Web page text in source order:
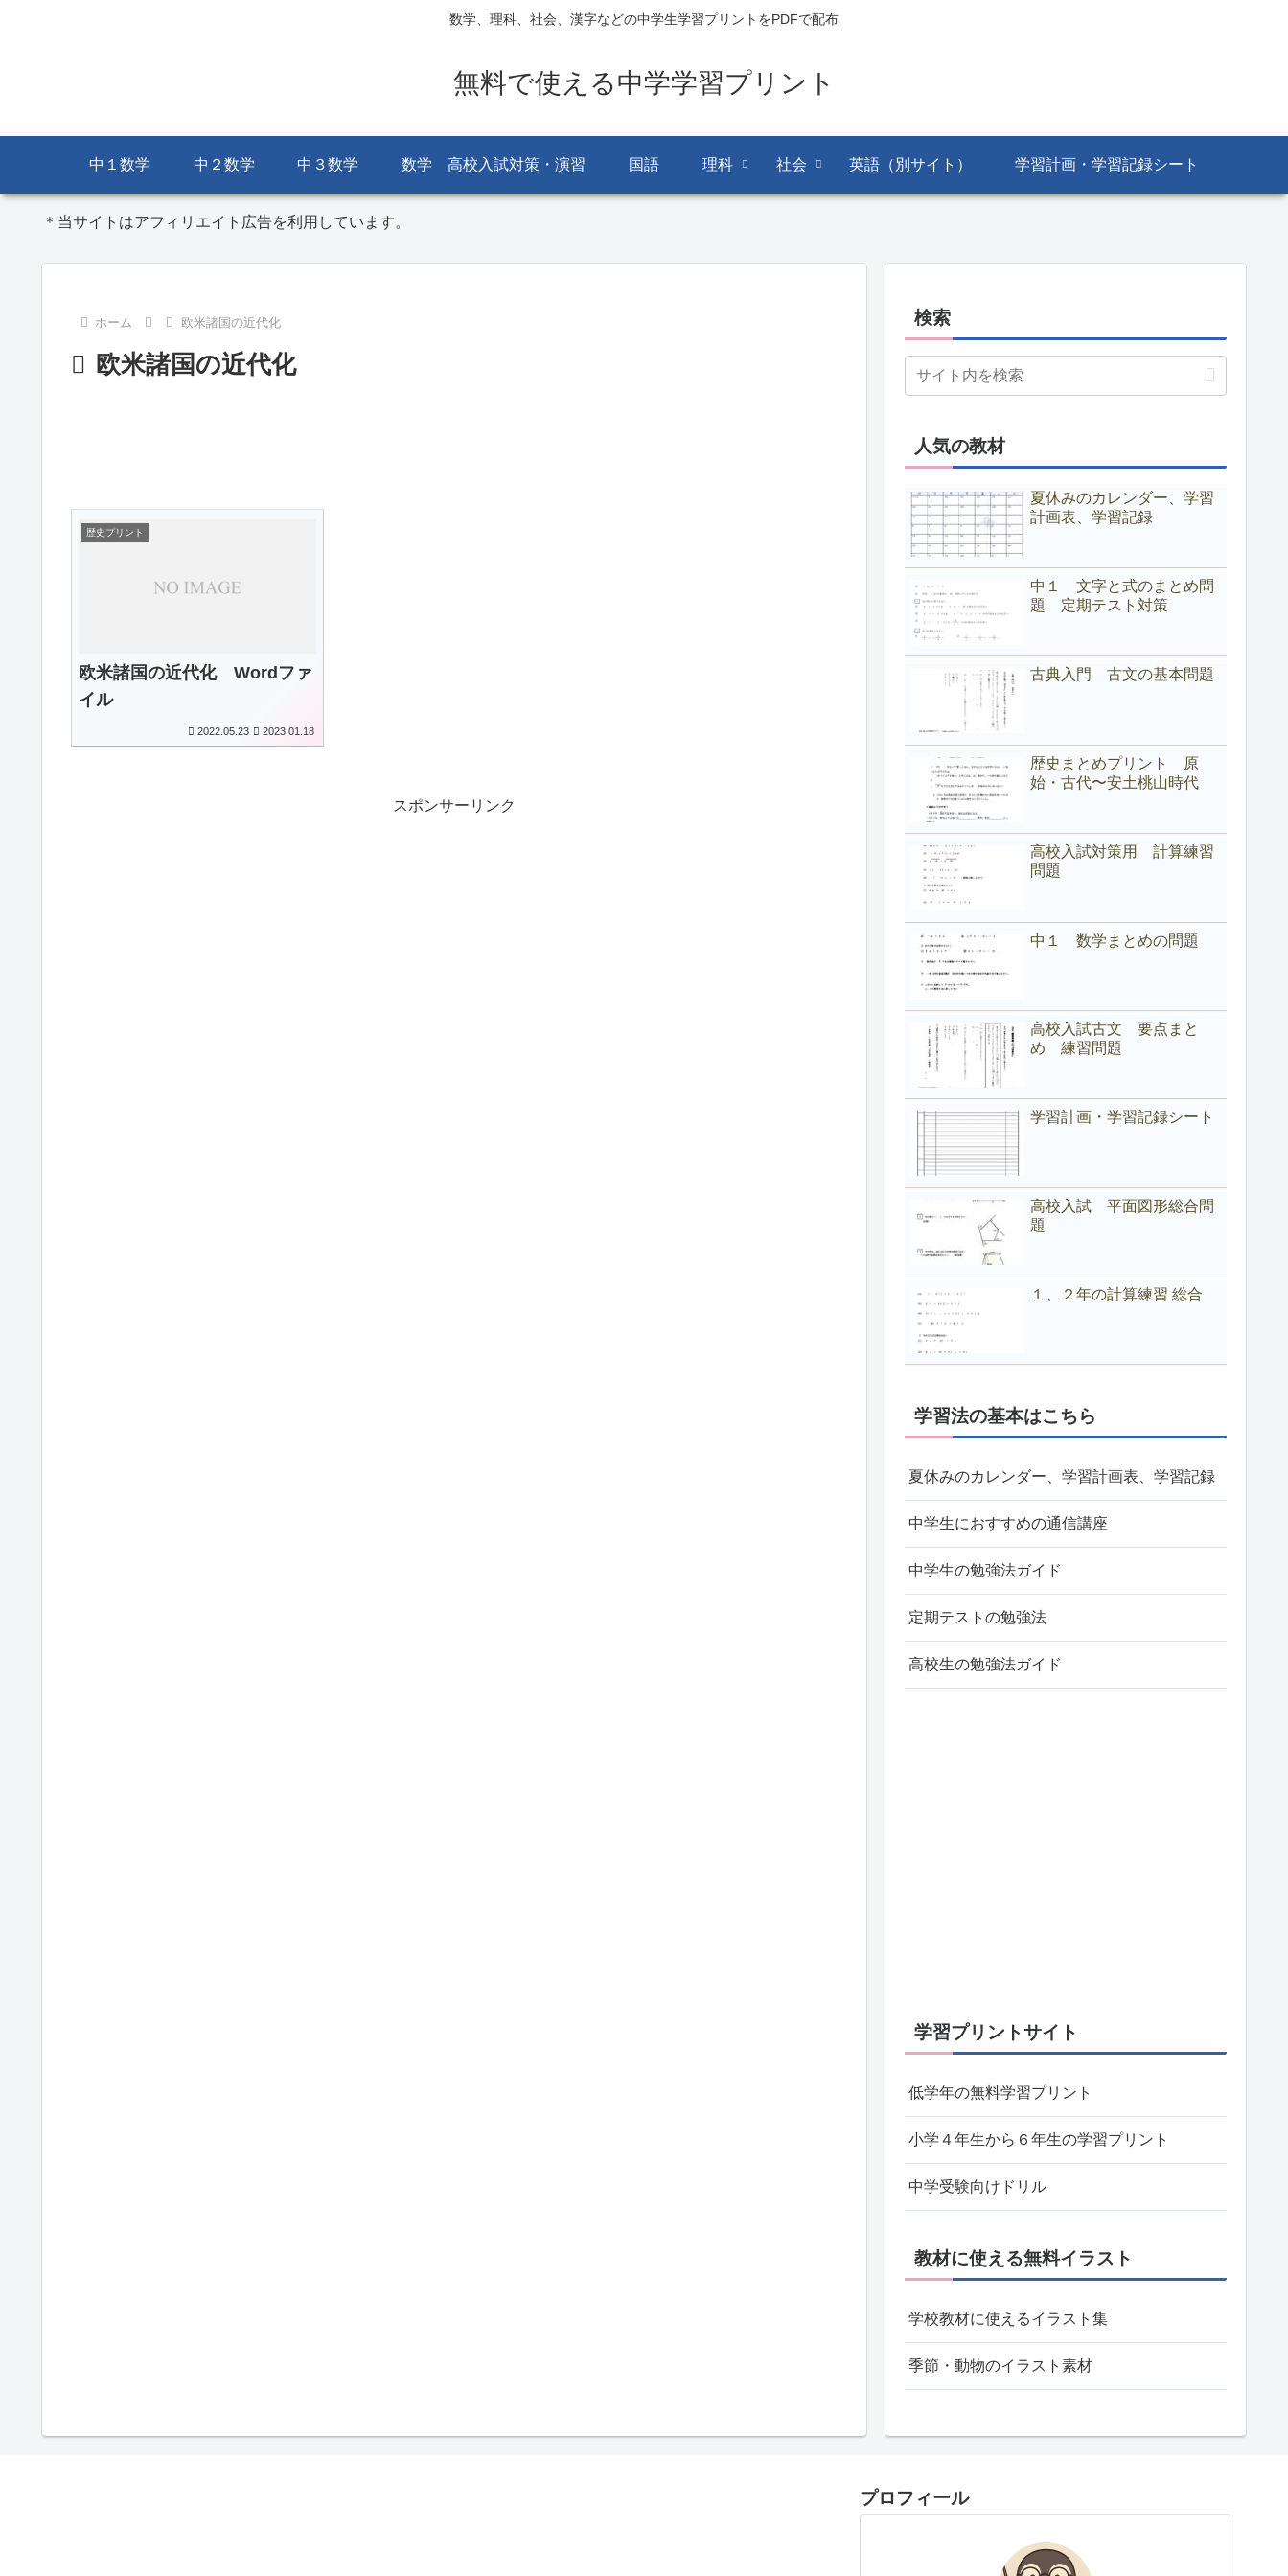
数学、理科、社会、漢字などの中学生学習プリントをPDFで配布
無料で使える中学学習プリント
中１数学 中２数学 中３数学 数学 高校入試対策・演習 国語 理科 社会 英語（別サイト） 学習計画・学習記録シート
＊当サイトはアフィリエイト広告を利用しています。
ホーム 欧米諸国の近代化
欧米諸国の近代化
歴史プリント
欧米諸国の近代化 Wordファ
イル
2022.05.23 2023.01.18
スポンサーリンク
検索
人気の教材
夏休みのカレンダー、学習
計画表、学習記録
中１ 文字と式のまとめ問
題 定期テスト対策
古典入門 古文の基本問題
歴史まとめプリント 原
始・古代〜安土桃山時代
高校入試対策用 計算練習
問題
中１ 数学まとめの問題
高校入試古文 要点まと
め 練習問題
学習計画・学習記録シート
高校入試 平面図形総合問
題
１、２年の計算練習 総合
学習法の基本はこちら
夏休みのカレンダー、学習計画表、学習記録
中学生におすすめの通信講座
中学生の勉強法ガイド
定期テストの勉強法
高校生の勉強法ガイド
学習プリントサイト
低学年の無料学習プリント
小学４年生から６年生の学習プリント
中学受験向けドリル
教材に使える無料イラスト
学校教材に使えるイラスト集
季節・動物のイラスト素材
プロフィール